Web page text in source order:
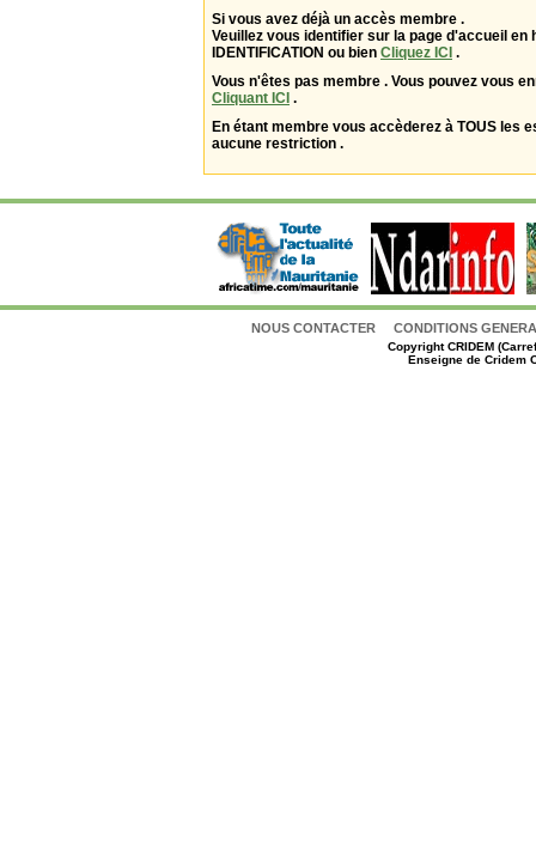
Si vous avez déjà un accès membre .
Veuillez vous identifier sur la page d'accueil en
IDENTIFICATION ou bien Cliquez ICI .
Vous n'êtes pas membre . Vous pouvez vous
Cliquant ICI .
En étant membre vous accèderez à TOUS les
aucune restriction .
NOUS CONTACTER CONDITIONS
CopyrightCRIDEM
Enseigne de Cridem